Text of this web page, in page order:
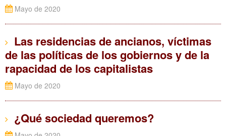
Mayo de 2020
Las residencias de ancianos, víctimas
de las políticas de los gobiernos y de la
rapacidad de los capitalistas
Mayo de 2020
¿Qué sociedad queremos?